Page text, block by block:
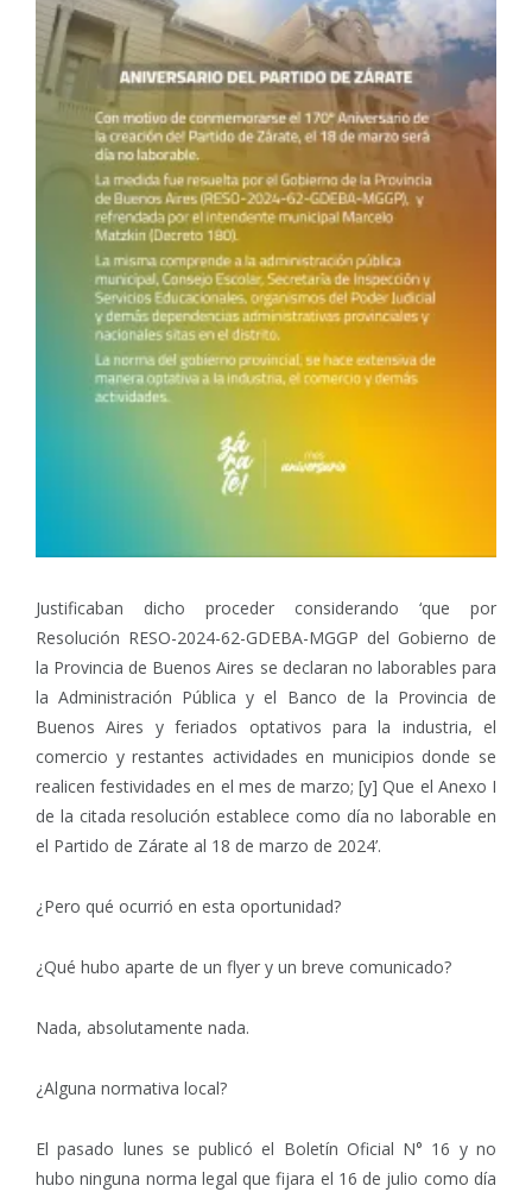
Justificaban dicho proceder considerando ‘que por
Resolución RESO-2024-62-GDEBA-MGGP del Gobierno de
la Provincia de Buenos Aires se declaran no laborables para
la Administración Pública y el Banco de la Provincia de
Buenos Aires y feriados optativos para la industria, el
comercio y restantes actividades en municipios donde se
realicen festividades en el mes de marzo; [y] Que el Anexo I
de la citada resolución establece como día no laborable en
el Partido de Zárate al 18 de marzo de 2024’.
¿Pero qué ocurrió en esta oportunidad?
¿Qué hubo aparte de un flyer y un breve comunicado?
Nada, absolutamente nada.
¿Alguna normativa local?
El pasado lunes se publicó el Boletín Oficial N° 16 y no
hubo ninguna norma legal que fijara el 16 de julio como día